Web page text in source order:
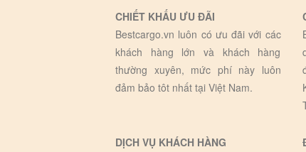
CHIẾT KHẤU ƯU ĐÃI
Bestcargo.vn luôn có ưu đãi với các
khách hàng lớn và khách hàng
thường xuyên, mức phí này luôn
đảm bảo tôt nhất tại Việt Nam.
DỊCH VỤ KHÁCH HÀNG